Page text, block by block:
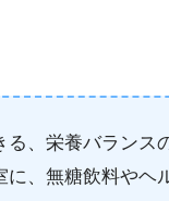
、栄養バランス
、無糖飲料やヘ